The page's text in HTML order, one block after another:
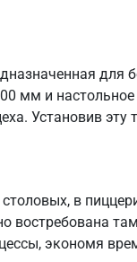
для
мм и настольное
Установив эту
в
востребована
экономя